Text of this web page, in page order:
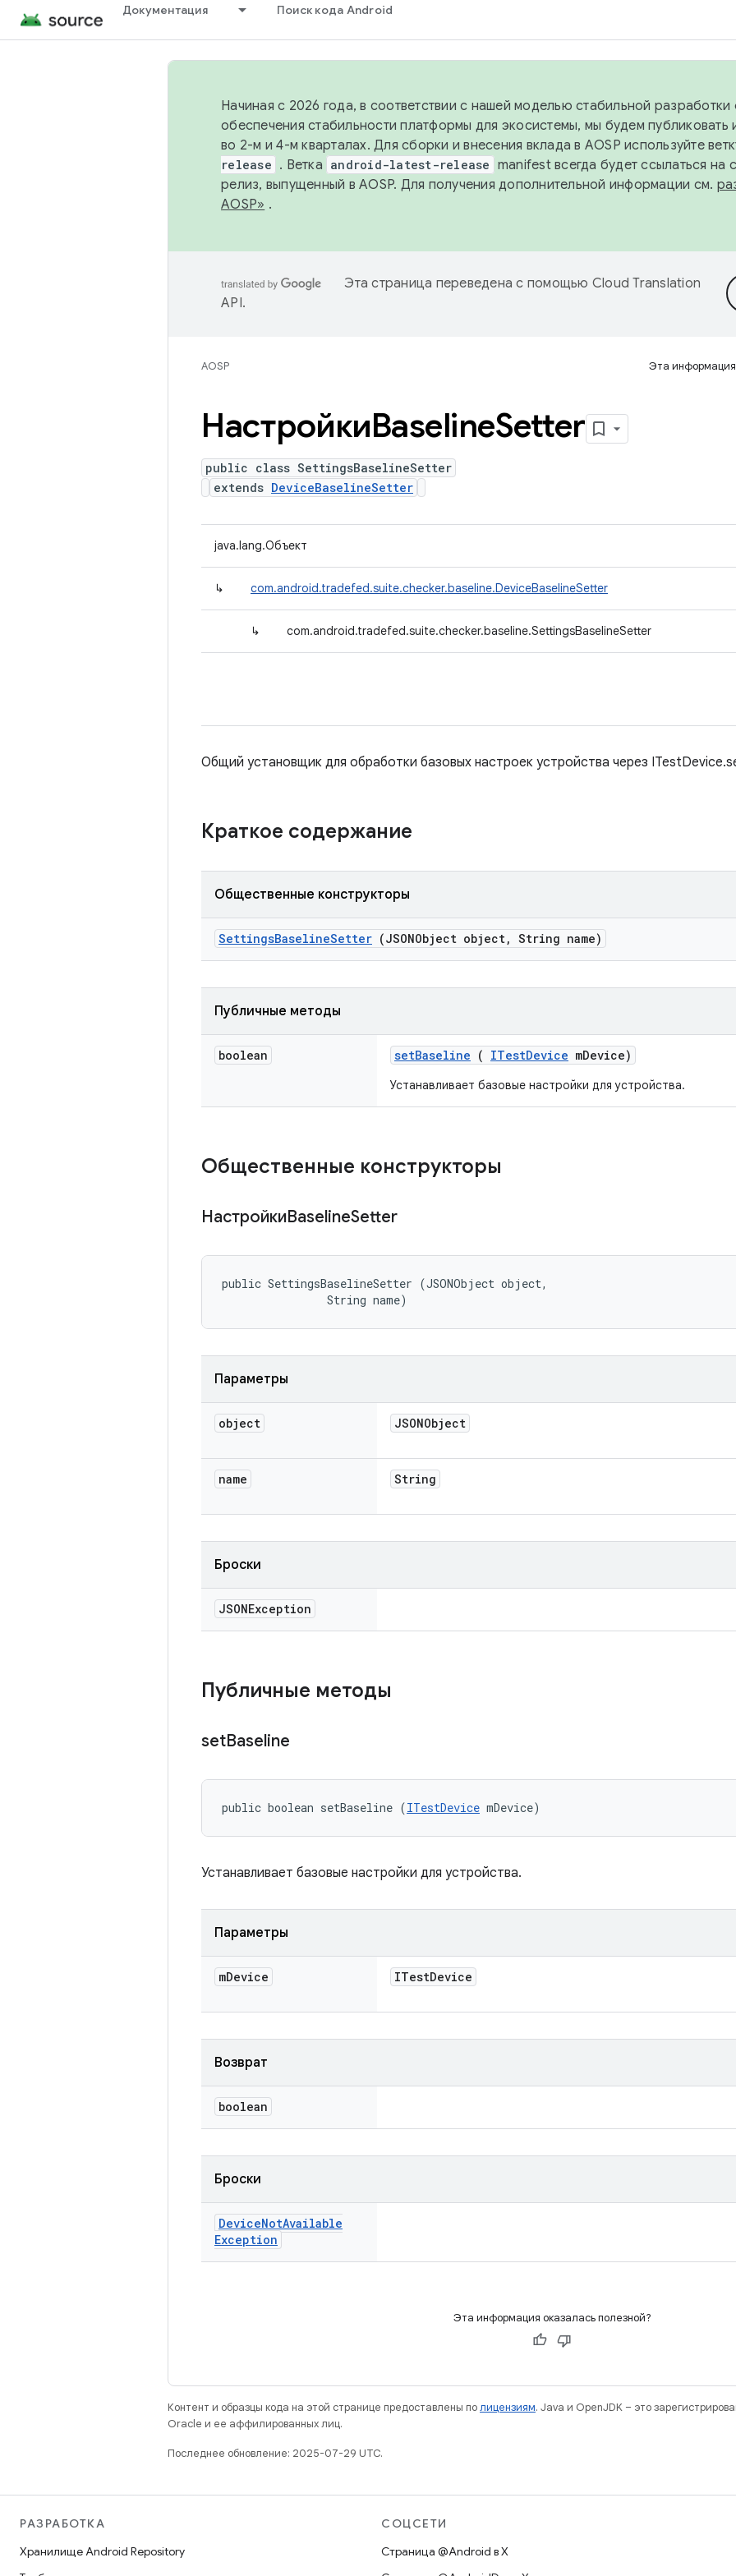
Документация Поиск кода Android
Начиная с 2026 года, в соответствии с нашей моделью стабильной разработки
обеспечения стабильности платформы для экосистемы, мы будем публиковать
во 2-м и 4-м кварталах. Для сборки и внесения вклада в AOSP используйте
release . Ветка android-latest-release manifest всегда будет ссылаться на
релиз, выпущенный в AOSP. Для получения дополнительной информации см.
AOSP» .
Эта страница переведена с помощью Cloud Translation
API.
AOSP Эта информация
НастройкиBaselineSetter
public class SettingsBaselineSetter
extends DeviceBaselineSetter
java.lang.Объект
↳ com.android.tradefed.suite.checker.baseline.DeviceBaselineSetter
↳ com.android.tradefed.suite.checker.baseline.SettingsBaselineSetter
Общий установщик для обработки базовых настроек устройства через
Краткое содержание
Общественные конструкторы
SettingsBaselineSetter (JSONObject object, String name)
Публичные методы
boolean setBaseline ( ITestDevice mDevice)
Устанавливает базовые настройки для устройства.
Общественные конструкторы
НастройкиBaselineSetter
public SettingsBaselineSetter (JSONObject object,
                String name)
Параметры
object JSONObject
name String
Броски
JSONException
Публичные методы
setBaseline
public boolean setBaseline (ITestDevice mDevice)
Устанавливает базовые настройки для устройства.
Параметры
mDevice ITestDevice
Возврат
boolean
Броски
DeviceNotAvailable
Exception
Эта информация оказалась полезной?
Контент и образцы кода на этой странице предоставлены полицензиям. Java и OpenJDK – это
Oracle и ее аффилированных лиц.
Последнее обновление: 2025-07-29 UTC.
РАЗРАБОТКА
Хранилище Android Repository
СОЦСЕТИ
Страница @Android в X